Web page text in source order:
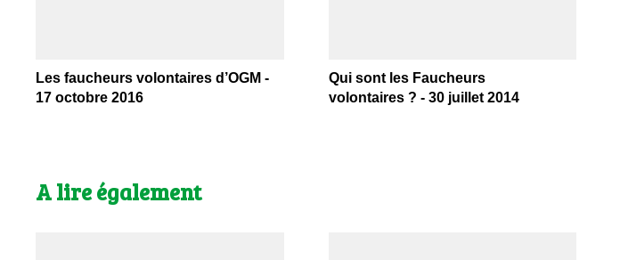
Les faucheurs volontaires d’OGM -
17 octobre 2016
Qui sont les Faucheurs
volontaires ? - 30 juillet 2014
A lire également